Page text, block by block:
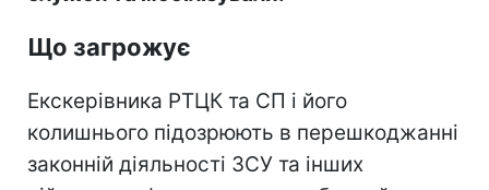
Що загрожує
Екскерівника РТЦК та СП і його
колишнього підозрюють в перешкоджанні
законній діяльності ЗСУ та інших